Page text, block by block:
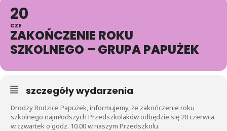
20
CZE
ZAKOŃCZENIE ROKU
SZKOLNEGO – GRUPA PAPUŻEK
szczegóły wydarzenia
Drodzy Rodzice Papużek, informujemy, że zakończenie roku
szkolnego najmłodszych Przedszkolaków odbędzie się 20 czerwca
w czwartek o godz. 10.00 w naszym Przedszkolu.